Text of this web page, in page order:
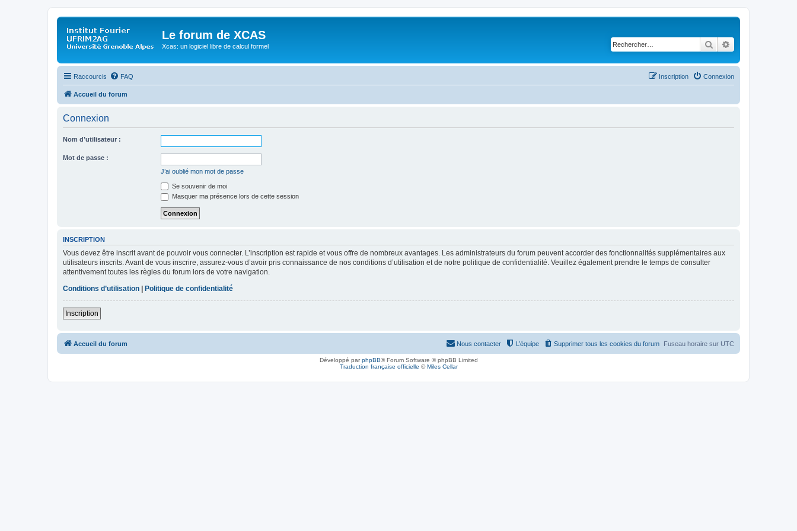
Le forum de XCAS
Xcas: un logiciel libre de calcul formel Rechercher
Raccourcis FAQ Connexion
Inscription
Accueil du forum
Connexion
Nom d’utilisateur :
Mot de passe :
J’ai oublié mon mot de passe
Se souvenir de moi
Masquer ma présence lors de cette session
INSCRIPTION
Vous devez être inscrit avant de pouvoir vous connecter. L’inscription est rapide et vous offre de nombreux avantages. Les administrateurs du forum peuvent accorder des fonctionnalités supplémentaires aux
utilisateurs inscrits. Avant de vous inscrire, assurez-vous d’avoir pris connaissance de nos conditions d’utilisation et de notre politique de confidentialité. Veuillez également prendre le temps de consulter
attentivement toutes les règles du forum lors de votre navigation.
Conditions d’utilisation
Politique de confidentialité
Inscription
Accueil du forum Fuseau horaire sur UTC
Supprimer tous les cookies du forum
L’équipe
Nous contacter
Développé parphpBB® Forum Software © phpBB Limited
Traduction française officielle ©Miles Cellar